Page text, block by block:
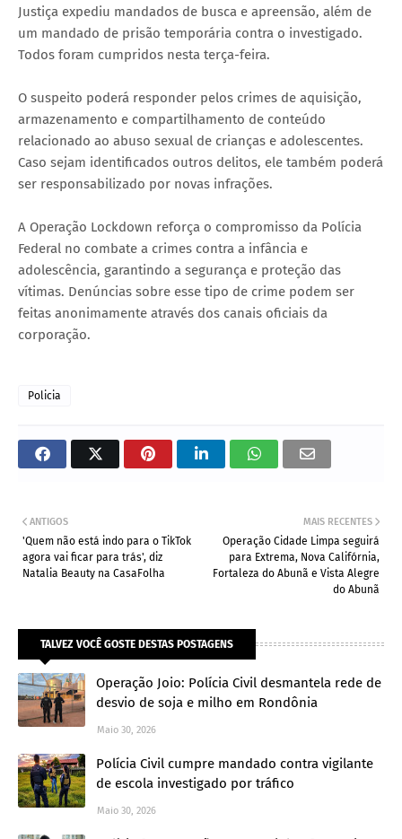
Justiça expediu mandados de busca e apreensão, além de
um mandado de prisão temporária contra o investigado.
Todos foram cumpridos nesta terça-feira.
O suspeito poderá responder pelos crimes de aquisição,
armazenamento e compartilhamento de conteúdo
relacionado ao abuso sexual de crianças e adolescentes.
Caso sejam identificados outros delitos, ele também poderá
ser responsabilizado por novas infrações.
A Operação Lockdown reforça o compromisso da Polícia
Federal no combate a crimes contra a infância e
adolescência, garantindo a segurança e proteção das
vítimas. Denúncias sobre esse tipo de crime podem ser
feitas anonimamente através dos canais oficiais da
corporação.
Policia
MAIS RECENTES
Operação Cidade Limpa seguirá
para Extrema, Nova Califórnia,
Fortaleza do Abunã e Vista Alegre
do Abunã
ANTIGOS
'Quem não está indo para o TikTok
agora vai ficar para trás', diz
Natalia Beauty na CasaFolha
TALVEZ VOCÊ GOSTE DESTAS POSTAGENS
Operação Joio: Polícia Civil desmantela rede de
desvio de soja e milho em Rondônia
Maio 30, 2026
Polícia Civil cumpre mandado contra vigilante
de escola investigado por tráfico
Maio 30, 2026